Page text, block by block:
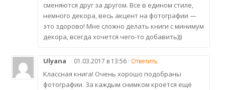
сменяются друг за другом. Все в едином стиле,
немного декора, весь акцент на фотографии —
это здорово! Мне сложно делать книги с минимум
декора, всегда хочется чего-то добавить)))
Ulyana 01.03.2017 в 13:56 · Ответить
Классная книга! Очень хорошо подобраны
фотографии. За каждым снимком кроется ещё